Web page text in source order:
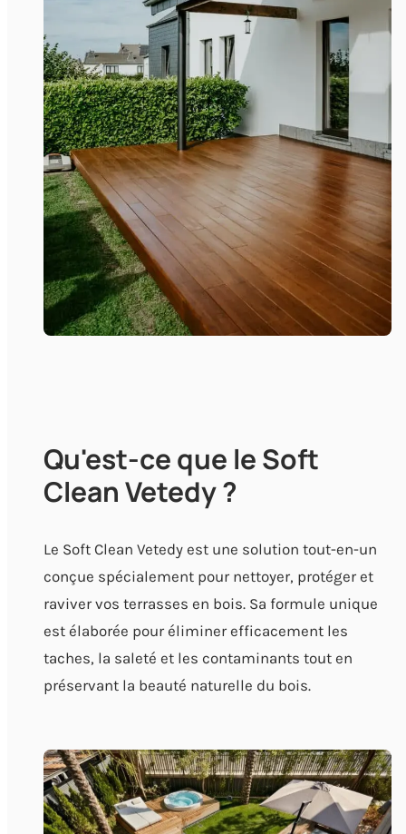
Qu'est-ce que le Soft
Clean Vetedy ?
Le Soft Clean Vetedy est une solution tout-en-un
conçue spécialement pour nettoyer, protéger et
raviver vos terrasses en bois. Sa formule unique
est élaborée pour éliminer efficacement les
taches, la saleté et les contaminants tout en
préservant la beauté naturelle du bois.